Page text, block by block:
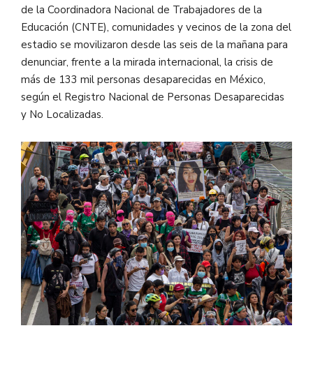
de la Coordinadora Nacional de Trabajadores de la
Educación (CNTE), comunidades y vecinos de la zona del
estadio se movilizaron desde las seis de la mañana para
denunciar, frente a la mirada internacional, la crisis de
más de 133 mil personas desaparecidas en México,
según el Registro Nacional de Personas Desaparecidas
y No Localizadas.